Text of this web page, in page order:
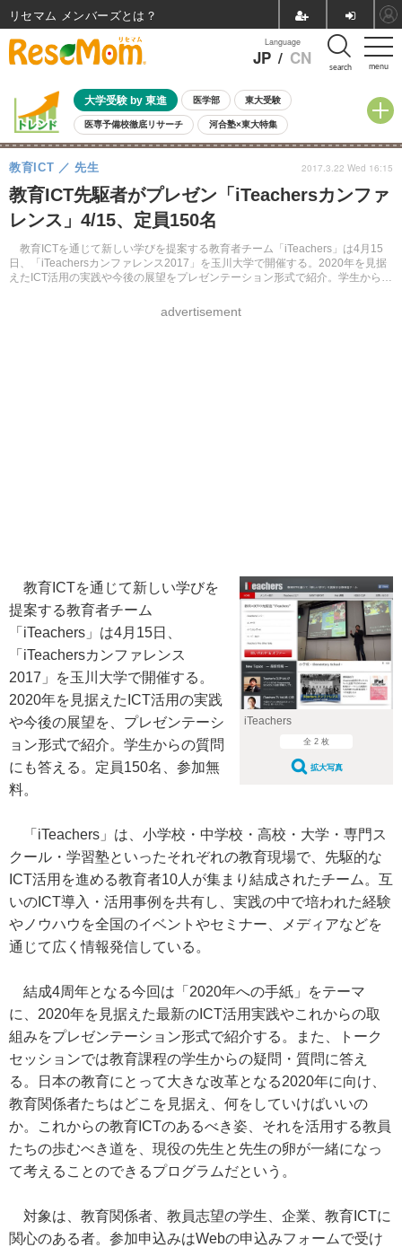
menu
Language
JP / CN search
大学受験 by 東進 医学部 東大受験
医専予備校徹底リサーチ 河合塾×東大特集
親子で考える大学選び 高校受験 中学受験 小学校受験
共通テスト 夏休み
8月開催イベント・WS 全国公立高校 過去問 人気記事
自由研究教材（小学生向け） 自由研究教材（中学生向け）
教育ICT先駆者がプレゼン「iTeachersカンファ
レンス」4/15、定員150名
教育ICTを通じて新しい学びを提案する教育者チーム「iTeachers」は4月15
日、「iTeachersカンファレンス2017」を玉川大学で開催する。2020年を見据
えたICT活用の実践や今後の展望をプレゼンテーション形式で紹介。学生からの
教育ICT 先生
advertisement
2017.3.22 Wed 16:15
iTeachers
全 2 枚
拡大写真
教育ICTを通じて新しい学びを
提案する教育者チーム
「iTeachers」は4月15日、
「iTeachersカンファレンス
2017」を玉川大学で開催する。
2020年を見据えたICT活用の実践
や今後の展望を、プレゼンテーシ
ョン形式で紹介。学生からの質問
にも答える。定員150名、参加無
料。
「iTeachers」は、小学校・中学校・高校・大学・専門ス
クール・学習塾といったそれぞれの教育現場で、先駆的な
ICT活用を進める教育者10人が集まり結成されたチーム。互
いのICT導入・活用事例を共有し、実践の中で培われた経験
やノウハウを全国のイベントやセミナー、メディアなどを
通じて広く情報発信している。
結成4周年となる今回は「2020年への手紙」をテーマ
に、2020年を見据えた最新のICT活用実践やこれからの取
組みをプレゼンテーション形式で紹介する。また、トーク
セッションでは教育課程の学生からの疑問・質問に答え
る。日本の教育にとって大きな改革となる2020年に向け、
教育関係者たちはどこを見据え、何をしていけばいいの
か。これからの教育ICTのあるべき姿、それを活用する教員
たちの歩むべき道を、現役の先生と先生の卵が一緒になっ
て考えることのできるプログラムだという。
対象は、教育関係者、教員志望の学生、企業、教育ICTに
関心のある者。参加申込みはWebの申込みフォームで受け
リセマム メンバーズ